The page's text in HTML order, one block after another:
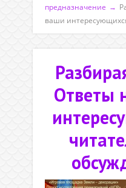
предназначение →
ваши
Ответы